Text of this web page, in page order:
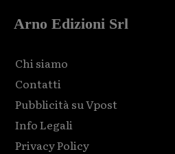
Arno Edizioni Srl
Chi siamo
Contatti
Pubblicità su Vpost
Info Legali
Privacy Policy